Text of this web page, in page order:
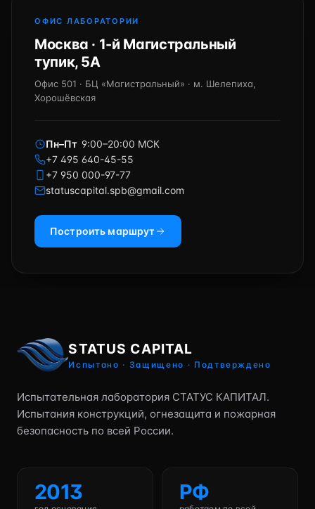
ОФИС ЛАБОРАТОРИИ
Москва · 1-й Магистральный
тупик, 5А
Офис 501 · БЦ «Магистральный» · м. Шелепиха,
Хорошёвская
Пн–Пт 9:00–20:00 МСК
+7 495 640-45-55
+7 950 000-97-77
statuscapital.spb@gmail.com
Построить маршрут
STATUS CAPITAL
Испытано · Защищено · Подтверждено
Испытательная лаборатория СТАТУС КАПИТАЛ.
Испытания конструкций, огнезащита и пожарная
безопасность по всей России.
2013 РФ